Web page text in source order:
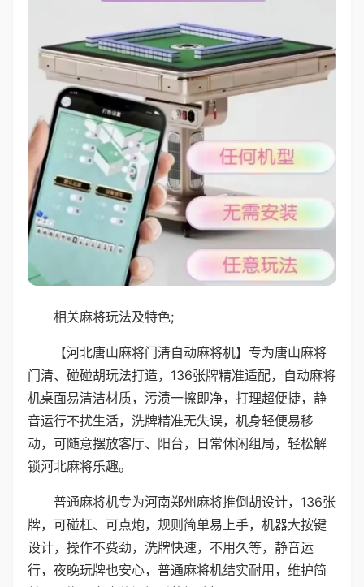
相关麻将玩法及特色;
【河北唐山麻将门清自动麻将机】专为唐山麻将
门清、碰碰胡玩法打造，136张牌精准适配，自动麻将
机桌面易清洁材质，污渍一擦即净，打理超便捷，静
音运行不扰生活，洗牌精准无失误，机身轻便易移
动，可随意摆放客厅、阳台，日常休闲组局，轻松解
锁河北麻将乐趣。
普通麻将机专为河南郑州麻将推倒胡设计，136张
牌，可碰杠、可点炮，规则简单易上手，机器大按键
设计，操作不费劲，洗牌快速，不用久等，静音运
行，夜晚玩牌也安心，普通麻将机结实耐用，维护简